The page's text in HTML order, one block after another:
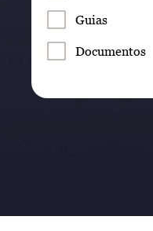
Guias
Documentos